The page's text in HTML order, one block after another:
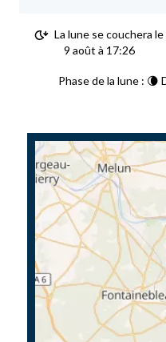
La lune se couchera le
9 août à 17:26
Phase de la lune : 🌘